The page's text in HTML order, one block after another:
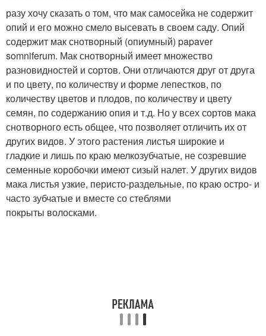
разу хочу сказать о том, что мак самосейка не содержит
опий и его можно смело высевать в своем саду. Опий
содержит мак снотворный (опиумный) papaver
somniferum. Мак снотворный имеет множество
разновидностей и сортов. Они отличаются друг от друга
и по цвету, по количеству и форме лепестков, по
количеству цветов и плодов, по количеству и цвету
семян, по содержанию опия и т.д. Но у всех сортов мака
снотворного есть общее, что позволяет отличить их от
других видов. У этого растения листья широкие и
гладкие и лишь по краю мелкозубчатые, не созревшие
семенные коробочки имеют сизый налет. У других видов
мака листья узкие, перисто-раздельные, по краю остро- и
часто зубчатые и вместе со стеблями
покрыты волосками.